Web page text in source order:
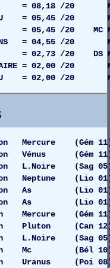
= 08,18 /20
= 05,45 /20
05,45 /20 MC
= 04,55 /20
= 02,73 /20 DS
/20 MAISON
20 MAISON
Mercure (Gém 11)
Vénus (Gém
L.Noire (Sag
Neptune (Lio
As (Lio
As (Lio
Mercure (Gém
Pluton (Can 12)
L.Noire (Sag 05)
Mc (Bél 10)
Uranus (Poi 08)